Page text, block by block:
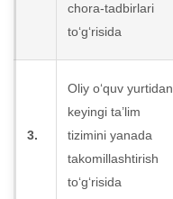
chora-tadbirlari
to‘g‘risida
3.
Oliy o‘quv yurtidan
keyingi ta’lim
tizimini yanada
takomillashtirish
to‘g‘risida